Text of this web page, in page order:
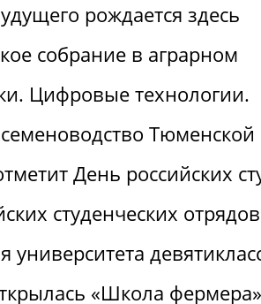
рождается здесь
собрание в аграрном
Цифровые технологии.
Тюменской
День российских
студенческих
университета
«Школа фермера»